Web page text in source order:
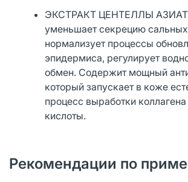
ЭКСТРАКТ ЦЕНТЕЛЛЫ
уменьшает секрецию
нормализует процессы
эпидермиса, регулирует
обмен. Содержит мощный
который запускает в коже
процесс выработки
кислоты.
Рекомендации по